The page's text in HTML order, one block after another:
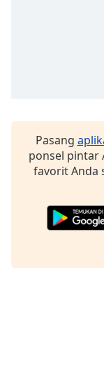
Pasang
ponsel pintar
favorit Anda